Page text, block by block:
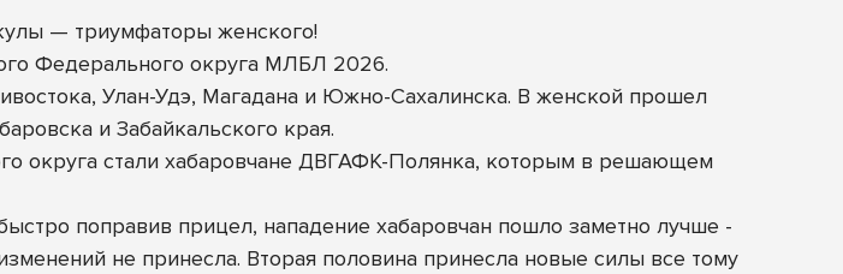
— триумфаторы женского!
Федерального округа МЛБЛ 2026.
Улан-Удэ, Магадана и Южно-Сахалинска. В женской прошел
и Забайкальского края.
округа стали хабаровчане ДВГАФК-Полянка, которым в решающем
поправив прицел, нападение хабаровчан пошло заметно лучше -
не принесла. Вторая половина принесла новые силы все тому